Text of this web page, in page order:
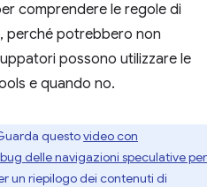
comprendere le regole di
perché potrebbero non
possono utilizzare le
e quando no.
questovideo con
delle navigazioni speculative per
un riepilogo dei contenuti di